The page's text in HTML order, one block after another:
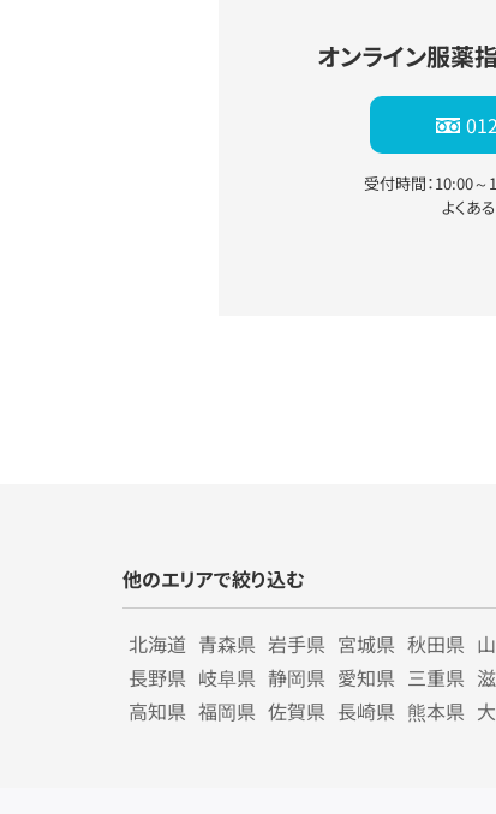
オンライン服薬
受付時間：10:00～
よくあ
他のエリアで絞り込む
北海道 青森県 岩手県 宮城県 秋田県
長野県 岐阜県 静岡県 愛知県 三重県
高知県 福岡県 佐賀県 長崎県 熊本県